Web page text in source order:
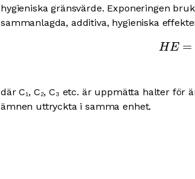
hygieniska gränsvärde. Exponeringen
sammanlagda, additiva, hygieniska
HE =
där C₁, C₂, C₃ etc. är uppmätta halter för
ämnen uttryckta i samma enhet.